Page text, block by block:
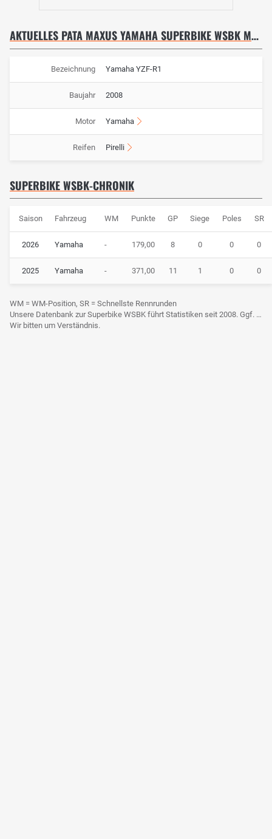
AKTUELLES PATA MAXUS YAMAHA SUPERBIKE WSBK MOTORRAD: YAMAHA YZF-R1
Bezeichnung Yamaha YZF-R1
Baujahr 2008
Motor Yamaha
Reifen Pirelli
SUPERBIKE WSBK-CHRONIK
Saison Fahrzeug WM Punkte GP Siege Poles SR
2026 Yamaha - 179,00 8 0 0 0
2025 Yamaha - 371,00 11 1 0 0
WM = WM-Position, SR = Schnellste Rennrunden
Unsere Datenbank zur Superbike WSBK führt Statistiken seit 2008. Ggf. frühere Daten sind derzeit noch nicht berücksichtigt.
Wir bitten um Verständnis.